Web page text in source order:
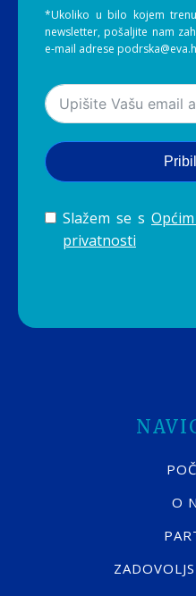
*Ukoliko u bilo kojem
newsletter, pošaljite nam
e-mail adrese
Slažem se s
privatnosti
O